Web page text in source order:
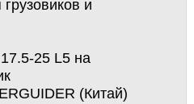
и
25 L5 на
(Китай)